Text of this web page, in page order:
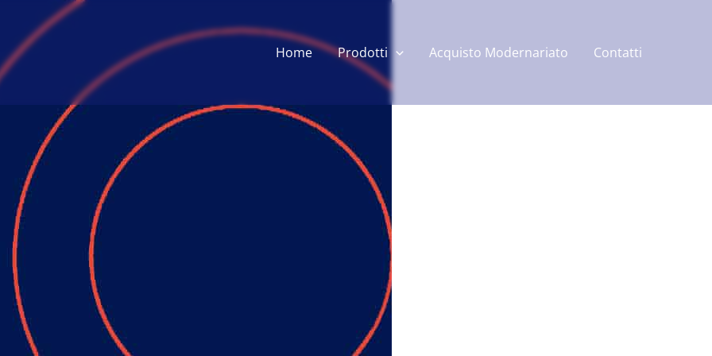
Home Prodotti Acquisto Modernariato Contatti